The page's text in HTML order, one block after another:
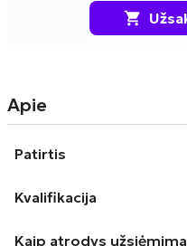
Apie
Patirtis
Kvalifikacija
Kaip atrodys